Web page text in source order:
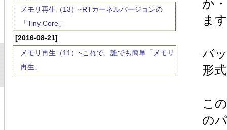
メモリ再生（13）~RTカーネルバージョンの
「Tiny Core」
[2016-08-21]
メモリ再生（11）~これで、誰でも簡単「メモリ
再生」
か
ま
バ
形
こ
の